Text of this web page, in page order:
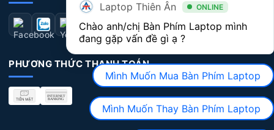
Bàn phím không hoạt động:Một số phím không
nhận diện hoặc không hoạt động khi bạn bấm vào phím.
Điều này có thể xuất hiện ở một số phím cụ thể hoặc
toàn bộ bàn phím.
Bàn phím bị kẹt
: Bàn phím bị kẹt khi gõ một phím
nhưng nhãy ra nhiều phím hoặc có khi tự động kẹt một
phím chạy chữ liên tục.
PHƯƠNG THỨC THANH TOÁN
Laptop Thiên Ân ONLINE
Chào anh/chị Bàn Phím Laptop mình
đang gặp vấn đề gì ạ ?
Mình Muốn Mua Bàn Phím Laptop
Mình Muốn Thay Bàn Phím Laptop